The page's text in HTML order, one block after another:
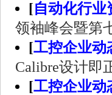
[自动化行业
领袖峰会暨第
[工控企业动
Calibre设计即
[工控企业动